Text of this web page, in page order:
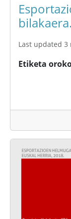
Last updated 3
Etiketa